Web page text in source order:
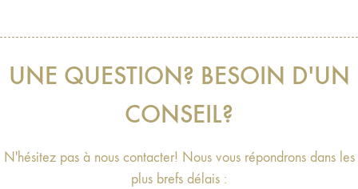
UNE QUESTION? BESOIN D'UN
CONSEIL?
N'hésitez pas à nous contacter! Nous vous répondrons dans les
plus brefs délais :